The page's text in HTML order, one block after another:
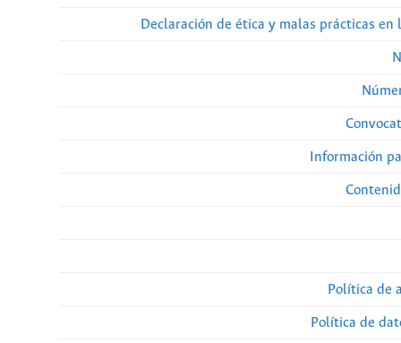
Declaración de ética y malas prácticas en
Información
Política de
Política de